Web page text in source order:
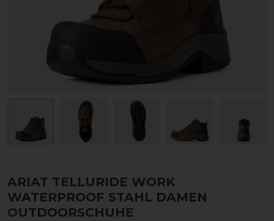
ARIAT TELLURIDE WORK
WATERPROOF STAHL DAMEN
OUTDOORSCHUHE